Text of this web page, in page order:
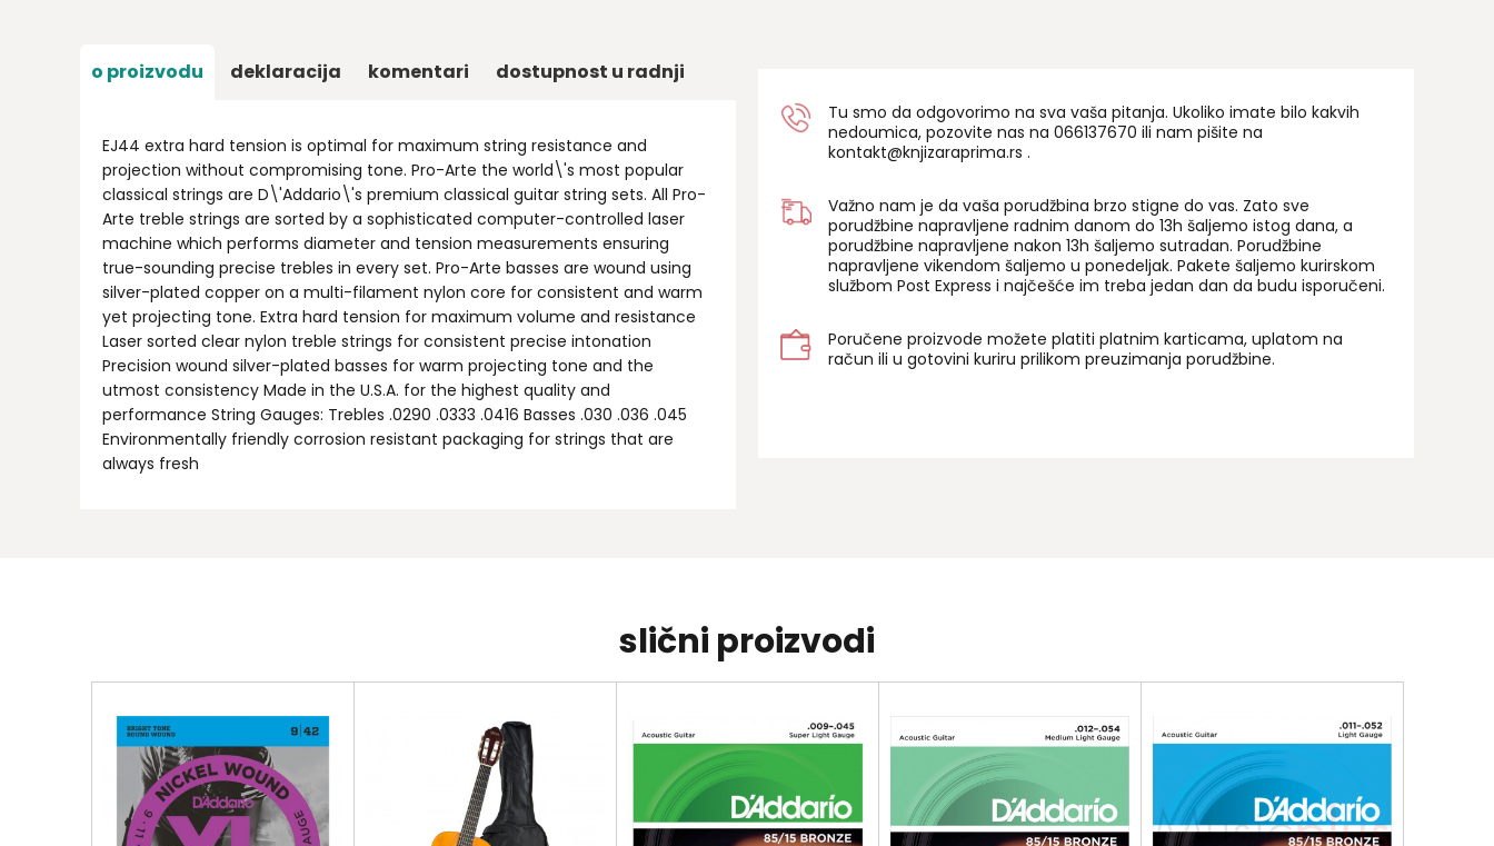
o proizvodu deklaracija komentari dostupnost u radnji
EJ44 extra hard tension is optimal for maximum string resistance and
projection without compromising tone. Pro-Arte the world\'s most popular
classical strings are D\'Addario\'s premium classical guitar string sets. All Pro-
Arte treble strings are sorted by a sophisticated computer-controlled laser
machine which performs diameter and tension measurements ensuring
true-sounding precise trebles in every set. Pro-Arte basses are wound using
silver-plated copper on a multi-filament nylon core for consistent and warm
yet projecting tone. Extra hard tension for maximum volume and resistance
Laser sorted clear nylon treble strings for consistent precise intonation
Precision wound silver-plated basses for warm projecting tone and the
utmost consistency Made in the U.S.A. for the highest quality and
performance String Gauges: Trebles .0290 .0333 .0416 Basses .030 .036 .045
Environmentally friendly corrosion resistant packaging for strings that are
always fresh
pošalji
Tu smo da odgovorimo na sva vaša pitanja. Ukoliko imate bilo kakvih
nedoumica, pozovite nas na 066137670 ili nam pišite na
kontakt@knjizaraprima.rs .
Važno nam je da vaša porudžbina brzo stigne do vas. Zato sve
porudžbine napravljene radnim danom do 13h šaljemo istog dana, a
porudžbine napravljene nakon 13h šaljemo sutradan. Porudžbine
napravljene vikendom šaljemo u ponedeljak. Pakete šaljemo kurirskom
službom Post Express i najčešće im treba jedan dan da budu isporučeni.
Poručene proizvode možete platiti platnim karticama, uplatom na
račun ili u gotovini kuriru prilikom preuzimanja porudžbine.
slični proizvodi